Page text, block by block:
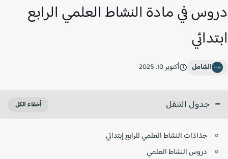
في مادة النشاط العلمي الرابع
الشامل أكتوبر 10, 2025
جدول التنقل
جذاذات النشاط العلمي للرابع إبتدائي
دروس النشاط العلمي